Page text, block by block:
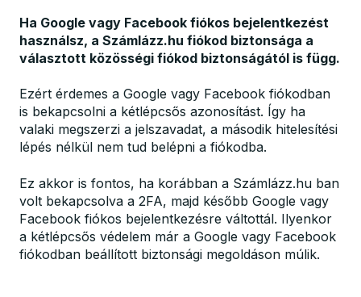
Ha Google vagy Facebook fiókos bejelentkezést
használsz, a Számlázz.hu fiókod biztonsága a
választott közösségi fiókod biztonságától is függ.
Ezért érdemes a Google vagy Facebook fiókodban
is bekapcsolni a kétlépcsős azonosítást. Így ha
valaki megszerzi a jelszavadat, a második hitelesítési
lépés nélkül nem tud belépni a fiókodba.
Ez akkor is fontos, ha korábban a Számlázz.hu ban
volt bekapcsolva a 2FA, majd később Google vagy
Facebook fiókos bejelentkezésre váltottál. Ilyenkor
a kétlépcsős védelem már a Google vagy Facebook
fiókodban beállított biztonsági megoldáson múlik.